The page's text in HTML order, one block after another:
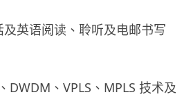
英语阅读、聆听及电邮书写
DWDM、VPLS、MPLS 技术及